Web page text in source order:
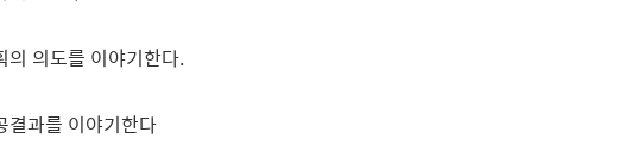
의 의도를 이야기한다.
결과를 이야기한다